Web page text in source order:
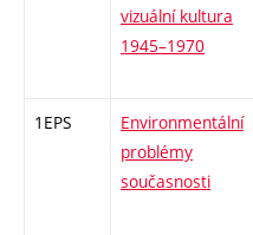
vizuální kultura
1945–1970
1EPS
Environmentální
problémy
současnosti